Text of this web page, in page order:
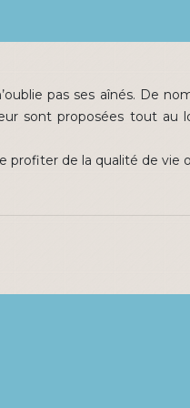
pas ses aînés. De
sont proposées tout au
profiter de la qualité de vie